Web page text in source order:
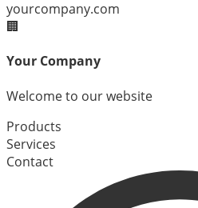
yourcompany.com
🏢
Your Company
Welcome to our website
Products
Services
Contact